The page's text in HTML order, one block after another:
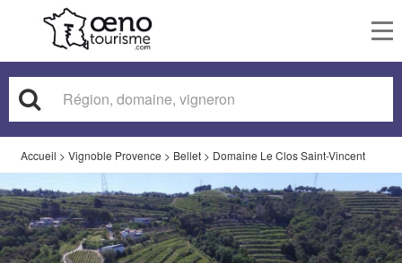
Accueil > Vignoble Provence > Bellet > Domaine Le Clos Saint-Vincent